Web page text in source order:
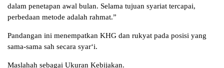
dalam penetapan awal bulan. Selama tujuan syariat tercapai,
perbedaan metode adalah rahmat.”
Pandangan ini menempatkan KHG dan rukyat pada posisi yang
sama-sama sah secara syar‘i.
Maslahah sebagai Ukuran Kebijakan.